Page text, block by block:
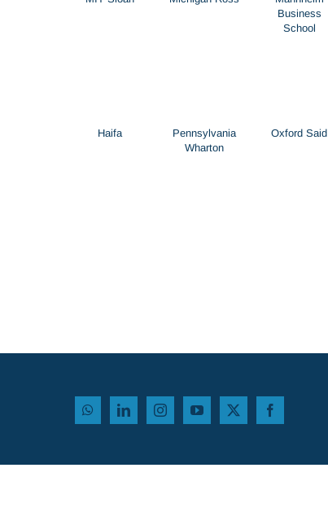
Business
School
Oxford Said
Pennsylvania
Wharton
Haifa